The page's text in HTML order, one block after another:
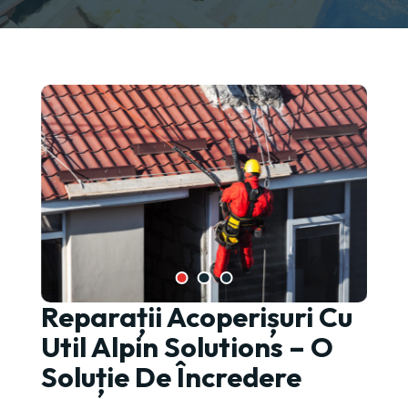
Reparații Acoperișuri Cu
Util Alpin Solutions – O
Soluție De Încredere